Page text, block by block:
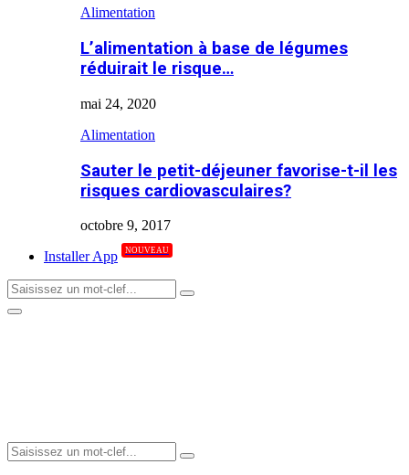
Alimentation
L’alimentation à base de légumes
réduirait le risque…
mai 24, 2020
Alimentation
Sauter le petit-déjeuner favorise-t-il les
risques cardiovasculaires?
octobre 9, 2017
Installer App
NOUVEAU
Search
for:
Search
Primary
Search
for:
Search